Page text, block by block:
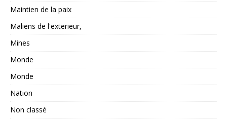
Maintien de la paix
Maliens de l'exterieur,
Mines
Monde
Monde
Nation
Non classé